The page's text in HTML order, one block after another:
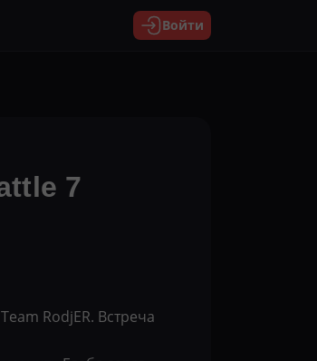
Войти
7
RodjER. Встреча